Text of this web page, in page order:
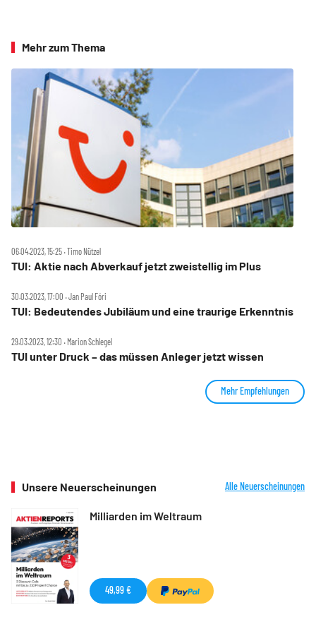
Mehr zum Thema
06.04.2023, 15:25 ‧ Timo Nützel
TUI: Aktie nach Abverkauf jetzt zweistellig im Plus
30.03.2023, 17:00 ‧ Jan Paul Fóri
TUI: Bedeutendes Jubiläum und eine traurige Erkenntnis
29.03.2023, 12:30 ‧ Marion Schlegel
TUI unter Druck – das müssen Anleger jetzt wissen
Mehr Empfehlungen
Unsere Neuerscheinungen Alle Neuerscheinungen
Milliarden im Weltraum
49,99 €